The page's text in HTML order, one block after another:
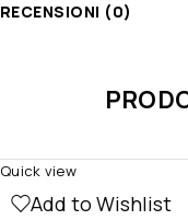
RECENSIONI (0)
Add to Wishlist
Quick view